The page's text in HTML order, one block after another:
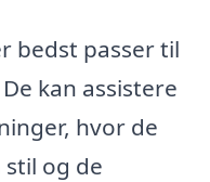
bedst passer til
kan assistere
hvor de
og de